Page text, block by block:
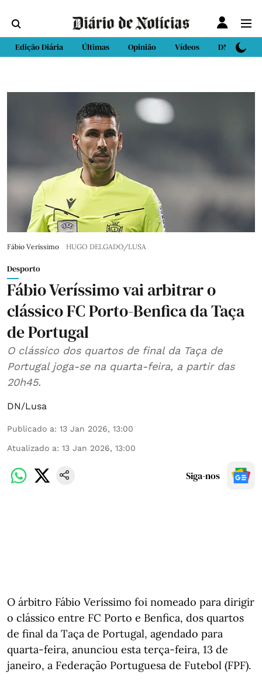
Edição Diária Últimas Opinião Vídeos DN Sport
Fábio Veríssimo HUGO DELGADO/LUSA
Desporto
Fábio Veríssimo vai arbitrar o
clássico FC Porto-Benfica da Taça
de Portugal
O clássico dos quartos de final da Taça de
Portugal joga-se na quarta-feira, a partir das
20h45.
DN/Lusa
Publicado a: 13 Jan 2026, 13:00
Atualizado a: 13 Jan 2026, 13:00
Siga-nos
O árbitro Fábio Veríssimo foi nomeado para dirigir
o clássico entre FC Porto e Benfica, dos quartos
de final da Taça de Portugal, agendado para
quarta-feira, anunciou esta terça-feira, 13 de
janeiro, a Federação Portuguesa de Futebol (FPF).